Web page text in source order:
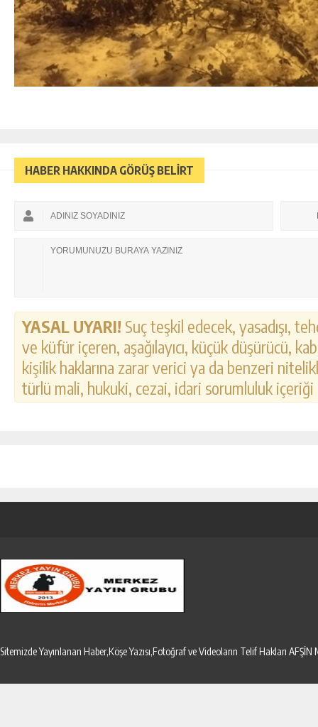
HABER HAKKINDA GÖRÜŞ BELİRT
YASAL UYARI! Suç teşkil edecek, yasadışı,
ve küfür içeren, aşağılayıcı, küçük düşürücü,
kişilik haklarına zarar verici ya da benzeri
türlü mali, hukuki, cezai, idari sorumluluk
Sitemizde Yayınlanan Haber,Köşe Yazısı,Fotoğraf ve Videoların Telif Hakları